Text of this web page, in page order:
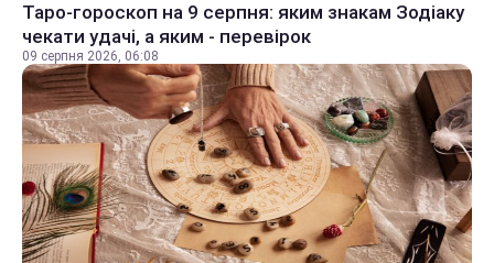
Таро-гороскоп на 9 серпня: яким знакам Зодіаку
чекати удачі, а яким - перевірок
09 серпня 2026, 06:08